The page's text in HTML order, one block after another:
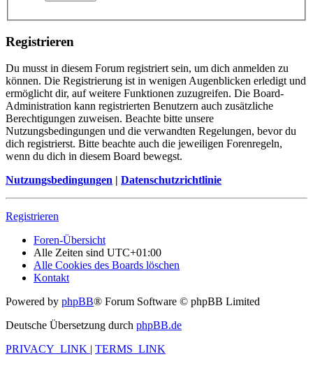
Registrieren
Du musst in diesem Forum registriert sein, um dich anmelden zu
können. Die Registrierung ist in wenigen Augenblicken erledigt und
ermöglicht dir, auf weitere Funktionen zuzugreifen. Die Board-
Administration kann registrierten Benutzern auch zusätzliche
Berechtigungen zuweisen. Beachte bitte unsere
Nutzungsbedingungen und die verwandten Regelungen, bevor du
dich registrierst. Bitte beachte auch die jeweiligen Forenregeln,
wenn du dich in diesem Board bewegst.
Nutzungsbedingungen | Datenschutzrichtlinie
Registrieren
Foren-Übersicht
Alle Zeiten sind UTC+01:00
Alle Cookies des Boards löschen
Kontakt
Powered by phpBB® Forum Software © phpBB Limited
Deutsche Übersetzung durch phpBB.de
PRIVACY_LINK | TERMS_LINK